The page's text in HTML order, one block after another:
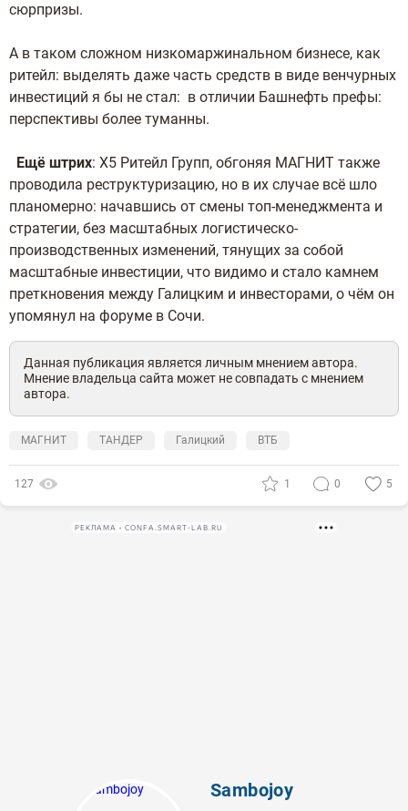
сюрпризы.
А в таком сложном низкомаржинальном бизнесе, как
ритейл: выделять даже часть средств в виде венчурных
инвестиций я бы не стал: в отличии Башнефть префы:
перспективы более туманны.
Ещё штрих: Х5 Ритейл Групп, обгоняя МАГНИТ также
проводила реструктуризацию, но в их случае всё шло
планомерно: начавшись от смены топ-менеджмента и
стратегии, без масштабных логистическо-
производственных изменений, тянущих за собой
масштабные инвестиции, что видимо и стало камнем
преткновения между Галицким и инвесторами, о чём он
упомянул на форуме в Сочи.
Данная публикация является личным мнением автора.
Мнение владельца сайта может не совпадать с мнением
автора.
МАГНИТ ТАНДЕР Галицкий ВТБ
127 1 0 5
РЕКЛАМА • CONFA.SMART-LAB.RU
Sambojoy